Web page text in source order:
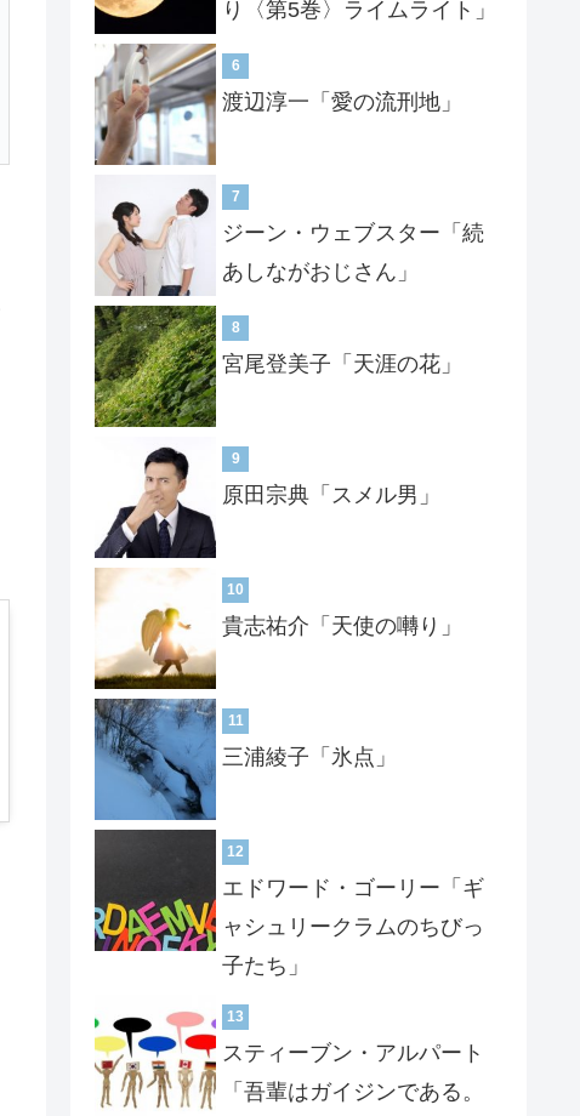
り〈第5巻〉ライムライト」
6
渡辺淳一「愛の流刑地」
7
ジーン・ウェブスター「続
あしながおじさん」
8
宮尾登美子「天涯の花」
9
原田宗典「スメル男」
10
貴志祐介「天使の囀り」
11
三浦綾子「氷点」
12
エドワード・ゴーリー「ギ
ャシュリークラムのちびっ
子たち」
13
スティーブン・アルパート
「吾輩はガイジンである。